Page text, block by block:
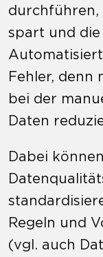
durchführen,
spart und
Fehler, denn
bei der
Daten
Dabei
Regeln und
(vgl. auch